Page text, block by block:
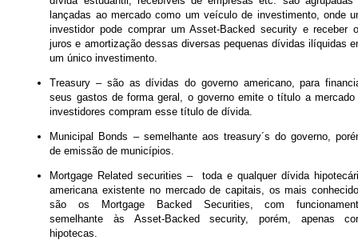
lançadas ao mercado como um veículo de investimento, onde
investidor pode comprar um Asset-Backed security e receber
juros e amortização dessas diversas pequenas dívidas ilíquidas
um único investimento.
Treasury – são as dívidas do governo americano, para
seus gastos de forma geral, o governo emite o título a mercado
investidores compram esse título de dívida.
Municipal Bonds – semelhante aos treasury´s do governo,
de emissão de municípios.
Mortgage Related securities – toda e qualquer dívida
americana existente no mercado de capitais, os mais
são os Mortgage Backed Securities, com
semelhante às Asset-Backed security, porém, apenas
hipotecas.